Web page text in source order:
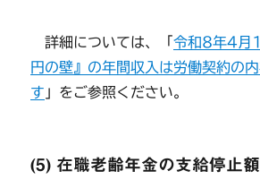
詳細については、「令和8年4月
円の壁』の年間収入は労働契約の
す 」をご参照ください。
(5) 在職老齢年金の支給停止